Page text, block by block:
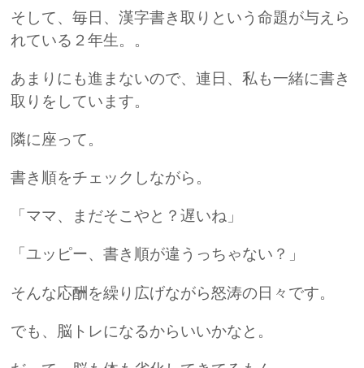
そして、毎日、漢字書き取りという命題が与えら
れている２年生。。
あまりにも進まないので、連日、私も一緒に書き
取りをしています。
隣に座って。
書き順をチェックしながら。
「ママ、まだそこやと？遅いね」
「ユッピー、書き順が違うっちゃない？」
そんな応酬を繰り広げながら怒涛の日々です。
でも、脳トレになるからいいかなと。